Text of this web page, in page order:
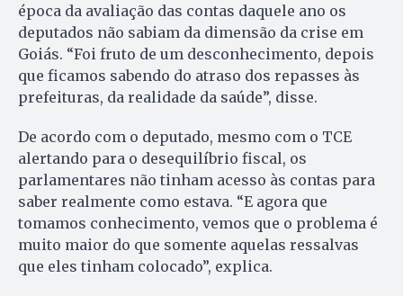
época da avaliação das contas daquele ano os
deputados não sabiam da dimensão da crise em
Goiás. “Foi fruto de um desconhecimento, depois
que ficamos sabendo do atraso dos repasses às
prefeituras, da realidade da saúde”, disse.
De acordo com o deputado, mesmo com o TCE
alertando para o desequilíbrio fiscal, os
parlamentares não tinham acesso às contas para
saber realmente como estava. “E agora que
tomamos conhecimento, vemos que o problema é
muito maior do que somente aquelas ressalvas
que eles tinham colocado”, explica.